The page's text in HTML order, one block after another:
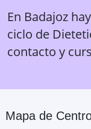
En Badajoz
ciclo de
contacto y
Mapa de